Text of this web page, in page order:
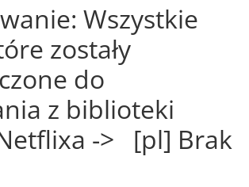
Wszystkie
zostały
do
z biblioteki
-> [pl] Brak